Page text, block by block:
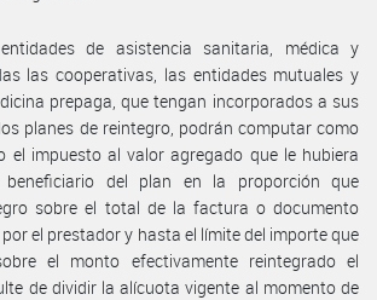
entidades de asistencia sanitaria, médica y
las cooperativas, las entidades mutuales y
prepaga, que tengan incorporados a sus
planes de reintegro, podrán computar como
el impuesto al valor agregado que le hubiera
del plan en la proporción que
sobre el total de la factura o documento
el prestador y hasta el límite del importe que
el monto efectivamente reintegrado el
de dividir la alícuota vigente al momento de